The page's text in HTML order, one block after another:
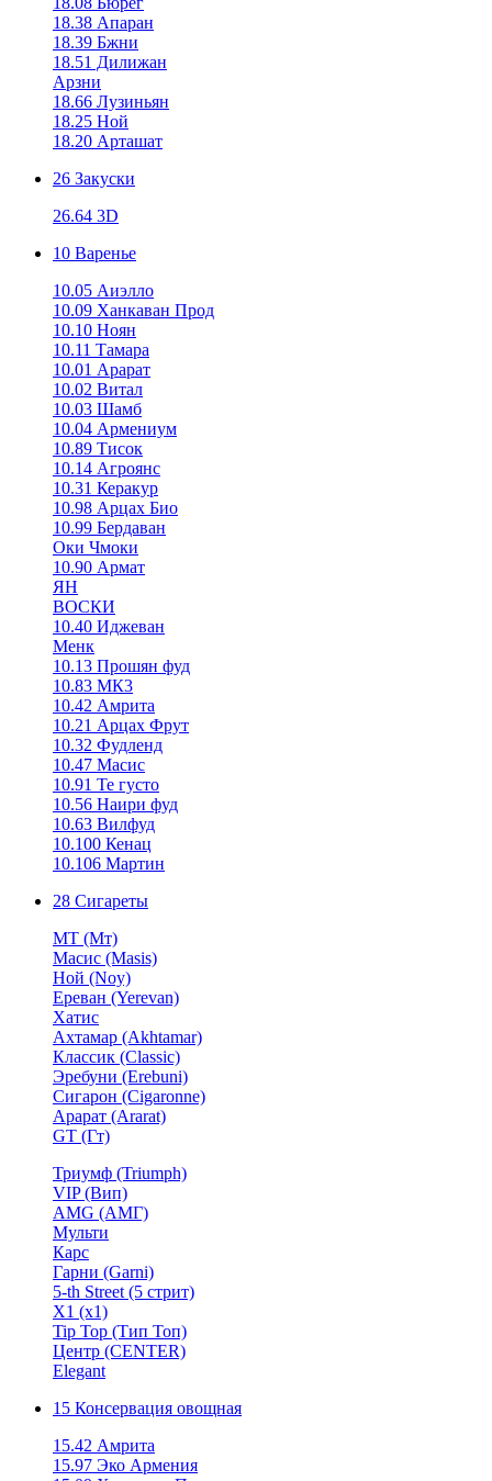
18.38 Апаран
18.39 Бжни
18.51 Дилижан
Арзни
18.66 Лузиньян
18.25 Ной
18.20 Арташат
26 Закуски
26.64 3D
10 Варенье
10.05 Аиэлло
10.09 Ханкаван Прод
10.10 Ноян
10.11 Тамара
10.01 Арарат
10.02 Витал
10.03 Шамб
10.04 Армениум
10.89 Тисок
10.14 Агроянс
10.31 Керакур
10.98 Арцах Био
10.99 Бердаван
Оки Чмоки
10.90 Армат
ЯН
ВОСКИ
10.40 Иджеван
Менк
10.13 Прошян фуд
10.83 МК3
10.42 Амрита
10.21 Арцах Фрут
10.32 Фудленд
10.47 Масис
10.91 Те густо
10.56 Наири фуд
10.63 Вилфуд
10.100 Кенац
10.106 Мартин
28 Сигареты
MT (Мт)
Масис (Masis)
Ной (Noy)
Ереван (Yerevan)
Хатис
Ахтамар (Akhtamar)
Классик (Classic)
Эребуни (Erebuni)
Сигарон (Cigaronne)
Арарат (Ararat)
GT (Гт)
Триумф (Triumph)
VIP (Вип)
AMG (АМГ)
Мульти
Карс
Гарни (Garni)
5-th Street (5 стрит)
X1 (х1)
Tip Top (Тип Топ)
Центр (CENTER)
Elegant
15 Консервация овощная
15.42 Амрита
15.97 Эко Армения